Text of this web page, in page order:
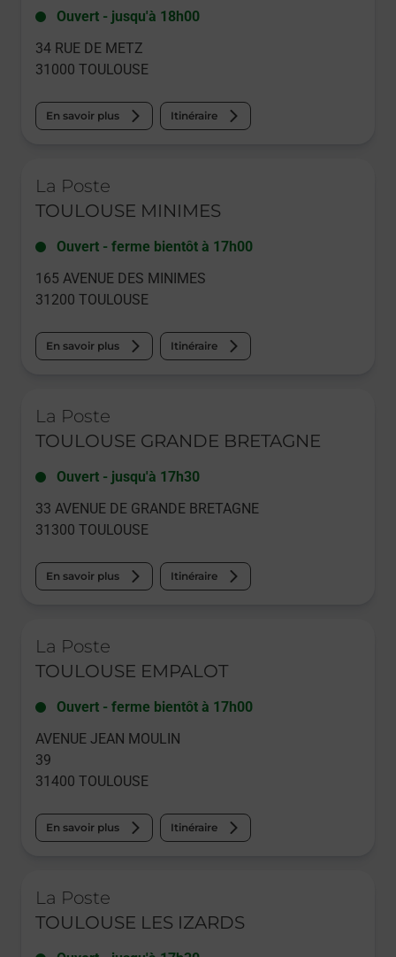
Ouvert - jusqu'à 18h00
34 RUE DE METZ
31000 TOULOUSE
En savoir plus Itinéraire
La Poste
TOULOUSE MINIMES
Ouvert - ferme bientôt à 17h00
165 AVENUE DES MINIMES
31200 TOULOUSE
En savoir plus Itinéraire
La Poste
TOULOUSE GRANDE BRETAGNE
Ouvert - jusqu'à 17h30
33 AVENUE DE GRANDE BRETAGNE
31300 TOULOUSE
En savoir plus Itinéraire
La Poste
TOULOUSE EMPALOT
Ouvert - ferme bientôt à 17h00
AVENUE JEAN MOULIN
39
31400 TOULOUSE
En savoir plus Itinéraire
La Poste
TOULOUSE LES IZARDS